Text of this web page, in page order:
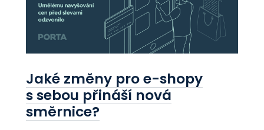
Jaké změny pro e-shopy
s sebou přináší nová
směrnice?